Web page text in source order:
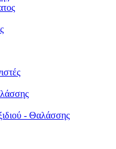
- Θαλάσσης